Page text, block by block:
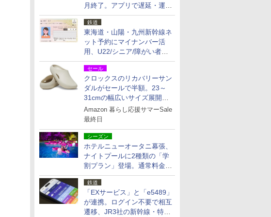
月終了。アプリで遅延・運休
も確認可能に
鉄道
東海道・山陽・九州新幹線ネ
ット予約にマイナンバー活
用、U22/シニア/障がい者割
を9月15日から発売
セール
クロックスのリカバリーサン
ダルがセールで半額。23～
31cmの幅広いサイズ展開、
独自のクッション素材を採用
Amazon 暮らし応援サマーSale
最終日
シーズン
ホテルニューオータニ幕張、
ナイトプールに2種類の「学
割プラン」登場。通常料金の
およそ半額でお得に夜活
鉄道
「EXサービス」と「e5489」
が連携。ログイン不要で相互
遷移、JR3社の新幹線・特急